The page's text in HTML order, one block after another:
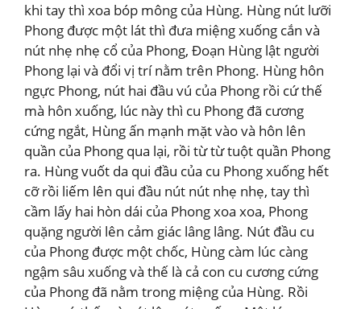
khi tay thì xoa bóp mông của Hùng. Hùng nút lưỡi
Phong được một lát thì đưa miệng xuống cắn và
nút nhẹ nhẹ cổ của Phong, Đoạn Hùng lật người
Phong lại và đổi vị trí nằm trên Phong. Hùng hôn
ngực Phong, nút hai đầu vú của Phong rồi cứ thế
mà hôn xuống, lúc này thì cu Phong đã cương
cứng ngắt, Hùng ấn mạnh mặt vào và hôn lên
quần của Phong qua lại, rồi từ từ tuột quần Phong
ra. Hùng vuốt da qui đầu của cu Phong xuống hết
cỡ rồi liếm lên qui đầu nút nút nhẹ nhẹ, tay thì
cầm lấy hai hòn dái của Phong xoa xoa, Phong
quặng người lên cảm giác lâng lâng. Nút đầu cu
của Phong được một chốc, Hùng càm lúc càng
ngậm sâu xuống và thế là cả con cu cương cứng
của Phong đã nằm trong miệng của Hùng. Rồi